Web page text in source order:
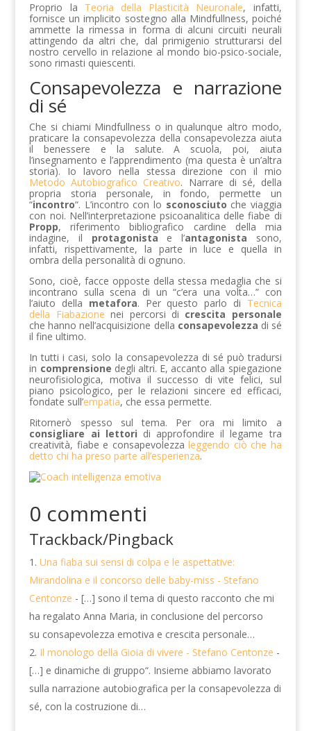
Proprio la Teoria della Plasticità Neuronale, infatti,
fornisce un implicito sostegno alla Mindfullness, poiché
ammette la rimessa in forma di alcuni circuiti neurali
attingendo da altri che, dal primigenio strutturarsi del
nostro cervello in relazione al mondo bio-psico-sociale,
sono rimasti quiescenti.
Consapevolezza e narrazione
di sé
Che si chiami Mindfullness o in qualunque altro modo,
praticare la consapevolezza della consapevolezza aiuta
il benessere e la salute. A scuola, poi, aiuta
l’insegnamento e l’apprendimento (ma questa è un’altra
storia). Io lavoro nella stessa direzione con il mio
Metodo Autobiografico Creativo. Narrare di sé, della
propria storia personale, in fondo, permette un
“incontro“. L’incontro con lo sconosciuto che viaggia
con noi. Nell’interpretazione psicoanalitica delle fiabe di
Propp, riferimento bibliografico cardine della mia
indagine, il protagonista e l’antagonista sono,
infatti, rispettivamente, la parte in luce e quella in
ombra della personalità di ognuno.
Sono, cioè, facce opposte della stessa medaglia che si
incontrano sulla scena di un “c’era una volta…” con
l’aiuto della metafora. Per questo parlo di Tecnica
della Fiabazione nei percorsi di crescita personale
che hanno nell’acquisizione della consapevolezza di sé
il fine ultimo.
In tutti i casi, solo la consapevolezza di sé può tradursi
in comprensione degli altri. E, accanto alla spiegazione
neurofisiologica, motiva il successo di vite felici, sul
piano psicologico, per le relazioni sincere ed efficaci,
fondate sull’empatia, che essa permette.
Ritornerò spesso sul tema. Per ora mi limito a
consigliare ai lettori di approfondire il legame tra
creatività, fiabe e consapevolezzaleggendo ciò che ha
detto chi ha preso parte all’esperienza.
0 commenti
Trackback/Pingback
Una fiaba sui sensi di colpa e le aspettative:
Mirandolina e il concorso delle baby-miss - Stefano
Centonze - […] sono il tema di questo racconto che mi
ha regalato Anna Maria, in conclusione del percorso
su consapevolezza emotiva e crescita personale…
Il monologo della Gioia di vivere - Stefano Centonze -
[…] e dinamiche di gruppo“. Insieme abbiamo lavorato
sulla narrazione autobiografica per la consapevolezza di
sé, con la costruzione di…